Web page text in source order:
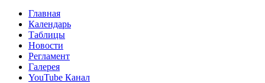
Главная
Календарь
Таблицы
Новости
Регламент
Галерея
YouTube Канал